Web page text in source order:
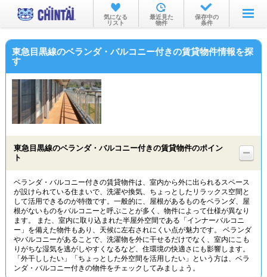
お部屋を探す
沿線・駅から
不動産会社から
気になる
リスト
最近見た
物件
保存中の
条件
東急目黒線のベランダ・バルコニー付きの賃貸物件情報を探
す
東急目黒線のベランダ・バルコニー付きの賃貸物件のポイン
ト
ベランダ・バルコニー付きの賃貸物件は、室内から外に出られるスペース
が設けられている住まいで、洗濯や換気、ちょっとしたリラックス空間と
して活用できるのが特徴です。一般的に、屋根があるものをベランダ、屋
根がないものをバルコニーと呼ぶことが多く、物件によって仕様が異なり
ます。 また、室内に取り込まれた半屋外空間である「インナーバルコニ
ー」を備えた物件もあり、天候に左右されにくい点が魅力です。 ベランダ
やバルコニーがあることで、洗濯物を外に干せるだけでなく、室内にこも
りがちな湿気を逃がしやすくなるなど、住環境の快適さにも影響します。
「外干ししたい」「ちょっとした外空間を活用したい」という方は、ベラ
ンダ・バルコニー付きの物件をチェックしてみましょう。